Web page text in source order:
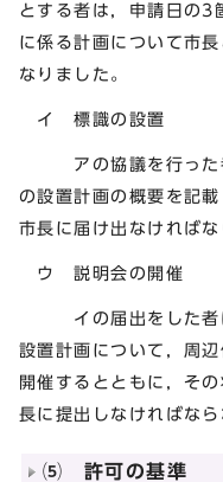
とする者は，申請日の3
に係る計画について市
なりました。
イ 標識の設置
アの協議を行った者
の設置計画の概要を記
市長に届け出なければ
ウ 説明会の開催
イの届出をした者は
設置計画について，周
開催するとともに，そ
長に提出しなければな
⑸ 許可の基準